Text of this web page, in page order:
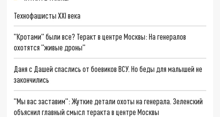
Технофашисты XXI века
"Кротами" были все? Теракт в центре Москвы: На генералов
охотятся "живые дроны"
Даня с Дашей спаслись от боевиков ВСУ. Но беды для малышей не
закончились
"Мы вас заставим": Жуткие детали охоты на генерала. Зеленский
объяснил главный смысл теракта в центре Москвы